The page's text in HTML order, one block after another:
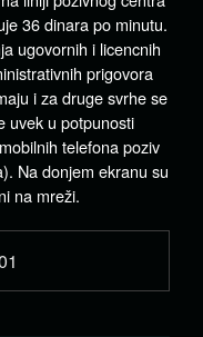
36 dinara po minutu.
ugovornih i licencnih
prigovora
i za druge svrhe se
uvek u potpunosti
telefona poziv
Na donjem ekranu su
na mreži.